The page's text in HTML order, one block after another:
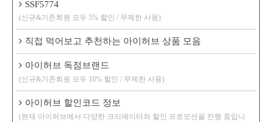
SSF5774
(신규&기존회원 모두 5% 할인 / 무제한 사용)
직접 먹어보고 추천하는 아이허브 상품 모음
아이허브 독점브랜드
(신규&기존회원 모두 10% 할인 / 무제한 사용)
아이허브 할인코드 정보
(현재 아이허브에서 다양한 크리에이터와 할인 프로모션을 진행 중입니